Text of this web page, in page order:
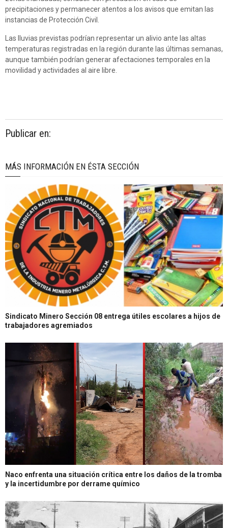
precipitaciones y permanecer atentos a los avisos que emitan las
instancias de Protección Civil.
Las lluvias previstas podrían representar un alivio ante las altas
temperaturas registradas en la región durante las últimas semanas,
aunque también podrían generar afectaciones temporales en la
movilidad y actividades al aire libre.
Publicar en:
MÁS INFORMACIÓN EN ÉSTA SECCIÓN
Sindicato Minero Sección 08 entrega útiles escolares a hijos de
trabajadores agremiados
Naco enfrenta una situación crítica entre los daños de la tromba
y la incertidumbre por derrame químico